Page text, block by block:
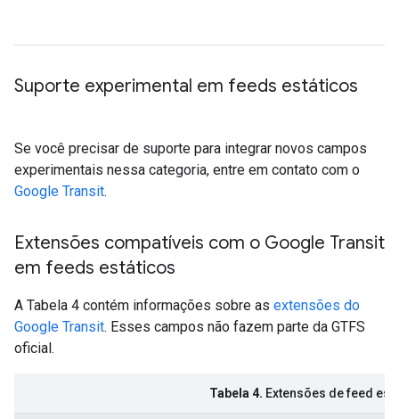
Suporte experimental em feeds estáticos
Se você precisar de suporte para integrar novos campos
experimentais nessa categoria, entre em contato com o
Google Transit.
Extensões compatíveis com o Google Transit
em feeds estáticos
A Tabela 4 contém informações sobre as extensões do
Google Transit. Esses campos não fazem parte da GTFS
oficial.
Tabela 4. Extensões de feed